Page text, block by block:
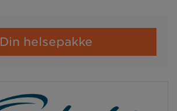
Din helsepakke